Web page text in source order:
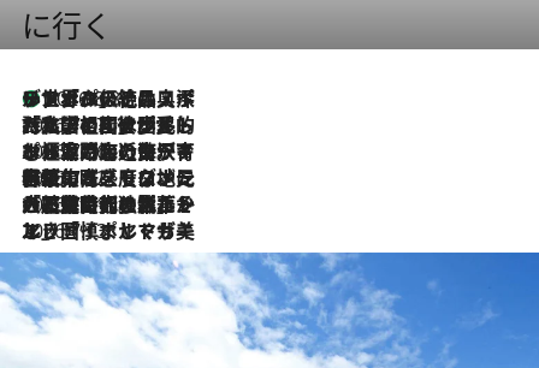
に行く
2026.8.8
リスボンの絶品スイーツ「パステル・デ・ナタ」とは？ポルトガル伝統の奥深い世界へ
2026.7.27
「私の祖国はポルトガル語です」国民的詩人フェルナンド・ペソアと、彼が愛した文学の街を歩く
2026.7.26
ポルトガル近海が育む極上の海の幸。キリリと冷えた白ワインと愉しむ、シーフード専門店の贅沢
2026.7.22
伝統の味をモダンに昇華。高感度な地元客が集う、リスボンの最旬ガストロノミー
2026.7.21
大航海時代の栄華から、震災、独裁、そして革命へ。ポルトガル・首都リスボンの石畳に刻まれた「歴史の光と影」
2026.7.13
エッセイ・ヤマザキマリ「慎ましくも美しき国 ポルトガル」